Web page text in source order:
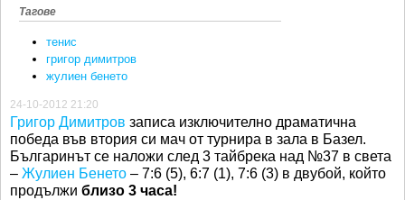
Тагове
тенис
григор димитров
жулиен бенето
24-10-2012 21:20
Григор Димитров записа изключително драматична
победа във втория си мач от турнира в зала в Базел.
Българинът се наложи след 3 тайбрека над №37 в света
– Жулиен Бенето – 7:6 (5), 6:7 (1), 7:6 (3) в двубой, който
продължи близо 3 часа!